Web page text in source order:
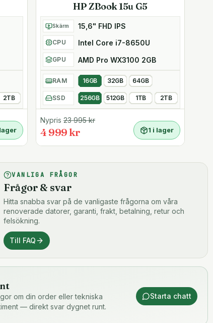
2TB
HP ZBook 15u G5
Skärm 15,6" FHD IPS
CPU Intel Core i7-8650U
GPU AMD Pro WX3100 2GB
RAM 16GB 32GB 64GB
SSD 256GB 512GB 1TB 2TB
Nypris 23 995kr
4 999 kr 1 i lager
VANLIGA FRÅGOR
Frågor & svar
Hitta snabba svar på de vanligaste frågorna om våra
renoverade datorer, garanti, frakt, betalning, retur och
felsökning.
Till FAQ
om din order eller tekniska
— direkt svar dygnet runt.
Starta chatt